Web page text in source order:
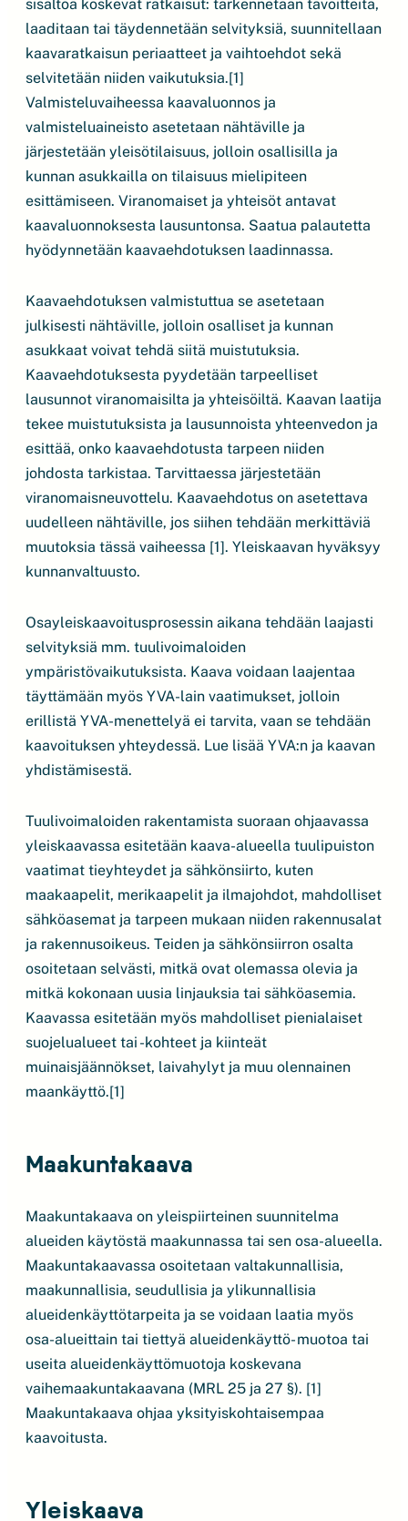
sisältöä koskevat ratkaisut: tarkennetaan tavoitteita,
laaditaan tai täydennetään selvityksiä, suunnitellaan
kaavaratkaisun periaatteet ja vaihtoehdot sekä
selvitetään niiden vaikutuksia.[1]
Valmisteluvaiheessa kaavaluonnos ja
valmisteluaineisto asetetaan nähtäville ja
järjestetään yleisötilaisuus, jolloin osallisilla ja
kunnan asukkailla on tilaisuus mielipiteen
esittämiseen. Viranomaiset ja yhteisöt antavat
kaavaluonnoksesta lausuntonsa. Saatua palautetta
hyödynnetään kaavaehdotuksen laadinnassa.
Kaavaehdotuksen valmistuttua se asetetaan
julkisesti nähtäville, jolloin osalliset ja kunnan
asukkaat voivat tehdä siitä muistutuksia.
Kaavaehdotuksesta pyydetään tarpeelliset
lausunnot viranomaisilta ja yhteisöiltä. Kaavan laatija
tekee muistutuksista ja lausunnoista yhteenvedon ja
esittää, onko kaavaehdotusta tarpeen niiden
johdosta tarkistaa. Tarvittaessa järjestetään
viranomaisneuvottelu. Kaavaehdotus on asetettava
uudelleen nähtäville, jos siihen tehdään merkittäviä
muutoksia tässä vaiheessa [1]. Yleiskaavan hyväksyy
kunnanvaltuusto.
Osayleiskaavoitusprosessin aikana tehdään laajasti
selvityksiä mm. tuulivoimaloiden
ympäristövaikutuksista. Kaava voidaan laajentaa
täyttämään myös YVA-lain vaatimukset, jolloin
erillistä YVA-menettelyä ei tarvita, vaan se tehdään
kaavoituksen yhteydessä. Lue lisää YVA:n ja kaavan
yhdistämisestä.
Tuulivoimaloiden rakentamista suoraan ohjaavassa
yleiskaavassa esitetään kaava-alueella tuulipuiston
vaatimat tieyhteydet ja sähkönsiirto, kuten
maakaapelit, merikaapelit ja ilmajohdot, mahdolliset
sähköasemat ja tarpeen mukaan niiden rakennusalat
ja rakennusoikeus. Teiden ja sähkönsiirron osalta
osoitetaan selvästi, mitkä ovat olemassa olevia ja
mitkä kokonaan uusia linjauksia tai sähköasemia.
Kaavassa esitetään myös mahdolliset pienialaiset
suojelualueet tai -kohteet ja kiinteät
muinaisjäännökset, laivahylyt ja muu olennainen
maankäyttö.[1]
Maakuntakaava
Maakuntakaava on yleispiirteinen suunnitelma
alueiden käytöstä maakunnassa tai sen osa-alueella.
Maakuntakaavassa osoitetaan valtakunnallisia,
maakunnallisia, seudullisia ja ylikunnallisia
alueidenkäyttötarpeita ja se voidaan laatia myös
osa-alueittain tai tiettyä alueidenkäyttö- muotoa tai
useita alueidenkäyttömuotoja koskevana
vaihemaakuntakaavana (MRL 25 ja 27 §). [1]
Maakuntakaava ohjaa yksityiskohtaisempaa
kaavoitusta.
Yleiskaava